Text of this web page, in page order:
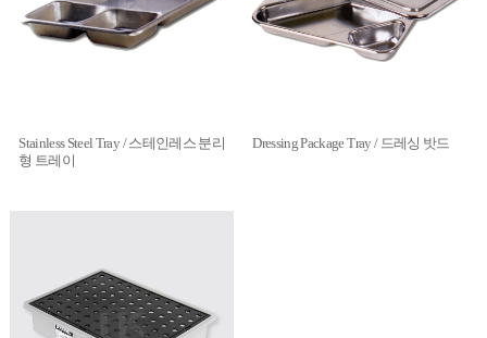
Stainless Steel Tray / 스테인레스 분리
형 트레이
Dressing Package Tray / 드레싱 밧드